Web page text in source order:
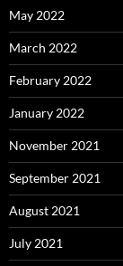
May 2022
March 2022
February 2022
January 2022
November 2021
September 2021
August 2021
July 2021